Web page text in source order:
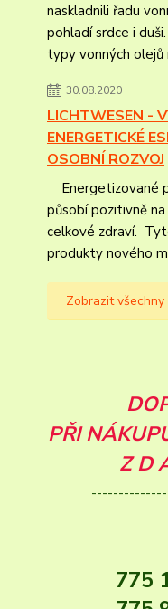
naskladnili řadu
pohladí srdce i
typy vonných olejů
30.08.2020
LICHTWESEN -
ENERGETICKÉ
OSOBNÍ ROZVOJ
Energetizované
působí pozitivně
celkové zdraví.
produkty nového
Zobrazit všechny
PŘI
Z D
775